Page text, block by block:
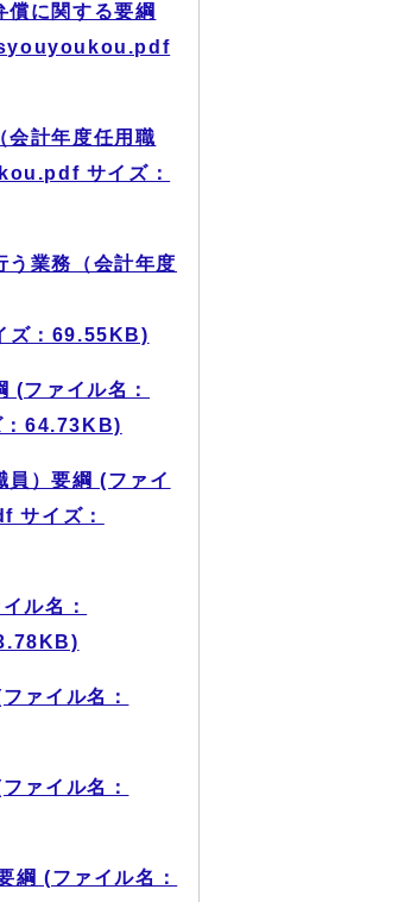
償に関する要綱
会計年度任用職
サイズ：
う業務（会計年度
：69.55KB)
(ファイル名：
64.73KB)
員）要綱 (ファイ
イズ：
ル名：
ァイル名：
ァイル名：
綱 (ファイル名：